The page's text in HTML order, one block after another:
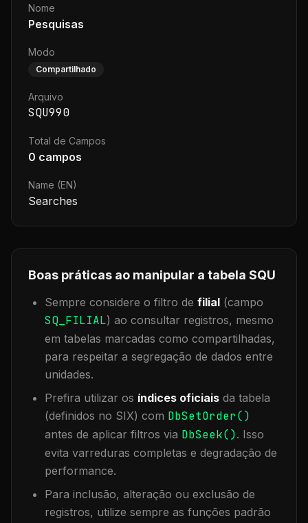
Nome
Pesquisas
Modo
Compartilhado
Arquivo
SQU990
Total de Campos
0 campos
Name (EN)
Searches
Boas práticas ao manipular a tabela SQU
Sempre considere o filtro de filial (campo
SQ_FILIAL) ao consultar registros, mesmo
em tabelas marcadas como compartilhadas,
para respeitar a segregação de dados entre
unidades.
Prefira utilizar os índices oficiais da tabela
(definidos no SIX) com DbSetOrder()
antes de aplicar filtros via DbSeek(). Isso
evita varreduras completas e degradação de
performance.
Para inclusão, alteração ou exclusão de
registros, utilize sempre as funções padrão